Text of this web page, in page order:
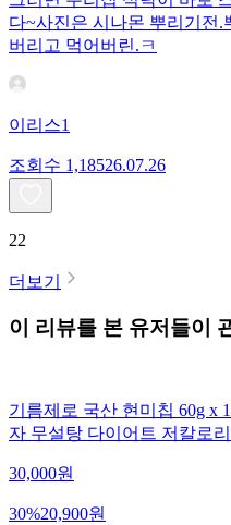
다~사진은 시나몬 뿌리기전.
버리고 먹어버린.ㅋ
이리스1
조회수 1,18526.07.26
22
더보기
이 리뷰를 본 유저들이
기름제로 국산 현미칩 60g x
자 무설탕 다이어트 저칼로
30,000원
30%20,900원